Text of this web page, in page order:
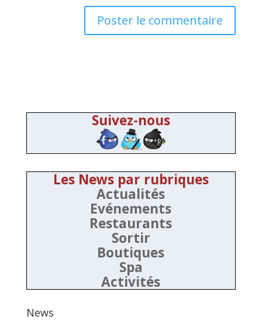
Suivez-nous
Les News par rubriques
Actualités
Evénements
Restaurants
Sortir
Boutiques
Spa
Activités
News